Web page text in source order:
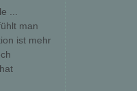
...
man
ist mehr